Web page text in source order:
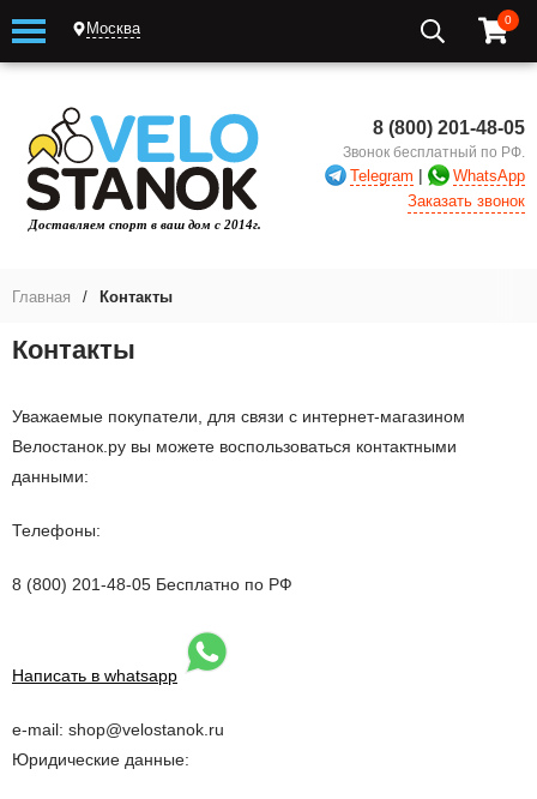
Москва 0
8 (800) 201-48-05
Звонок бесплатный по РФ.
Telegram |
WhatsApp
Заказать звонок
Главная / Контакты
Контакты
Уважаемые покупатели, для связи с интернет-магазином
Велостанок.ру вы можете воспользоваться контактными
данными:
Телефоны:
8 (800) 201-48-05 Бесплатно по РФ
Написать в whatsapp
e-mail: shop@velostanok.ru
Юридические данные: